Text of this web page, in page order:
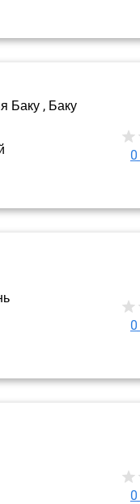
Баку , Баку
0
0
0